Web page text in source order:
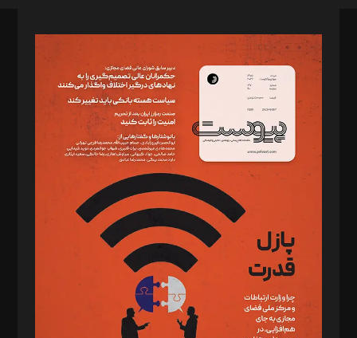
مدیر مسئول: محمدباقر اثنی‌عشری
سردبیر: مهرک محمودی
دبیر تحریریه: میثم قاسمی
د‌بیر ناداستان: سمانه سمیع
د‌بیر خدمت و تجارت: ابوالفضل رجبی
د‌بیر حقوق فناوری: حسام‌الدین ایپکچی
د‌بیر پیوست جهان: مینا پاکدل
د‌بیر تحریریه آنلاین: بابک نقاش
تحریریه‌: مجتبی محمود‌ی، آرش برهمند، یسنا امان‌پور، سروش کرمیان،
مصطفی مسجدی آرانی، ابوالفضل رجبی، زهرا فکرانه، فائزه فتحی
رستمی،مصطفی باستان
ویرایش: نگار استاد‌‌آقا
طراح یونیفرم: مجید توکلی
فیلمبرداری و عکاسی: امیر شفیعی، مانی لطفی زاده